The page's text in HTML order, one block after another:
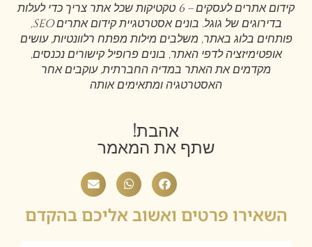
קידום אתרים לעסקים – 6 טקטיקות שכל אתר צריך כדי לעלות
בדירוגים של גוגל. בונים אסטרטגיית קידום אתרים SEO,
פותחים בלוג באתר, משלבים מילות מפתח רלוונטיות, עושים
אופטימיזציה לדפי האתר, בונים פרופיל קישורים נכנסים,
מקדמים את האתר במדיה החברתית, עוקבים אחר
האסטרטגיה ומתאימים אותה
אהבת!
שתף את המאמר
השאירו פרטים ואשוב אליכם בהקדם